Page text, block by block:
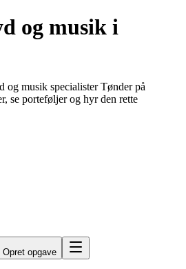
og musik i
og musik specialister Tønder på
se porteføljer og hyr den rette
Opret opgave